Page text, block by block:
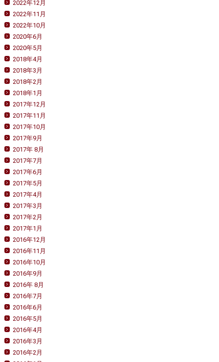
2022年12月
2022年11月
2022年10月
2020年6月
2020年5月
2018年4月
2018年3月
2018年2月
2018年1月
2017年12月
2017年11月
2017年10月
2017年9月
2017年 8月
2017年7月
2017年6月
2017年5月
2017年4月
2017年3月
2017年2月
2017年1月
2016年12月
2016年11月
2016年10月
2016年9月
2016年 8月
2016年7月
2016年6月
2016年5月
2016年4月
2016年3月
2016年2月